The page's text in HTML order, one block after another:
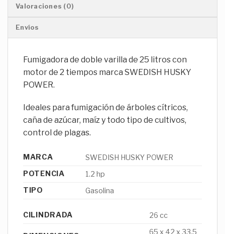
Valoraciones (0)
Envíos
Fumigadora de doble varilla de 25 litros con
motor de 2 tiempos marca SWEDISH HUSKY
POWER.
Ideales para fumigación de árboles cítricos,
caña de azúcar, maíz y todo tipo de cultivos,
control de plagas.
MARCA
SWEDISH HUSKY POWER
POTENCIA
1.2 hp
TIPO
Gasolina
CILINDRADA 26 cc
65 x 42 x 33.5